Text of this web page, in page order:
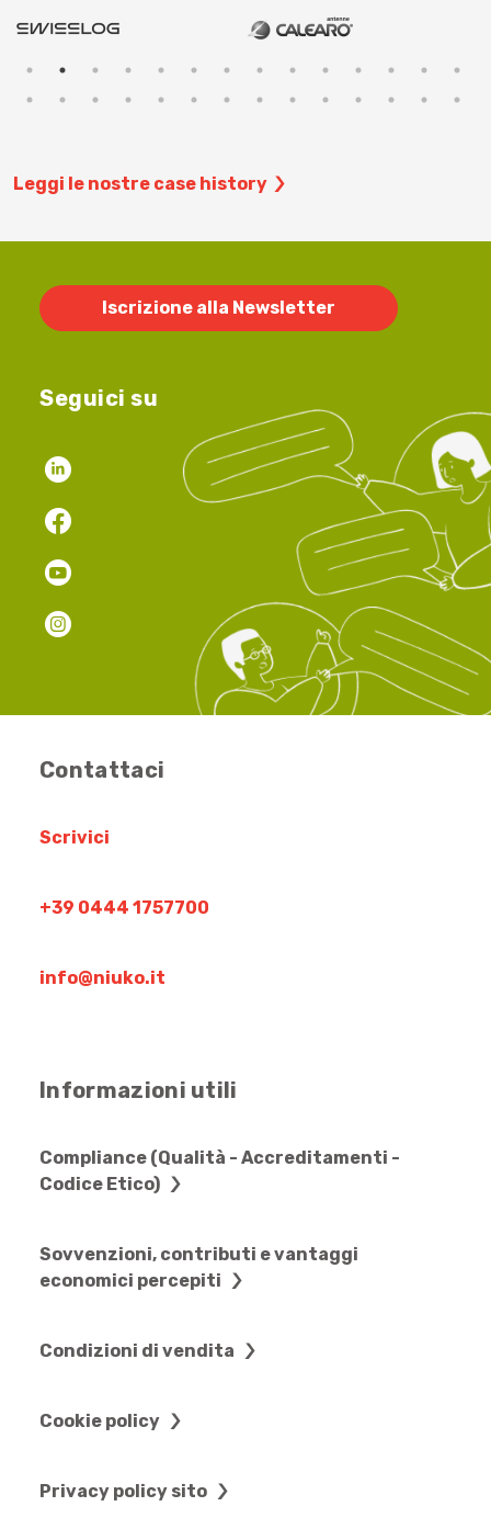
Leggi le nostre case history
Iscrizione alla Newsletter
Seguici su
Contattaci
Scrivici
+39 0444 1757700
info@niuko.it
Informazioni utili
Compliance (Qualità - Accreditamenti -
Codice Etico)
Sovvenzioni, contributi e vantaggi
economici percepiti
Condizioni di vendita
Cookie policy
Privacy policy sito